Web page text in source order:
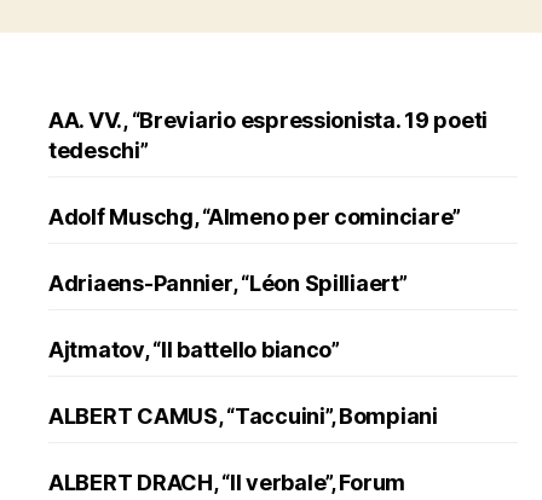
AA. VV., “Breviario espressionista. 19 poeti
tedeschi”
Adolf Muschg, “Almeno per cominciare”
Adriaens-Pannier, “Léon Spilliaert”
Ajtmatov, “Il battello bianco”
ALBERT CAMUS, “Taccuini”, Bompiani
ALBERT DRACH, “Il verbale”, Forum